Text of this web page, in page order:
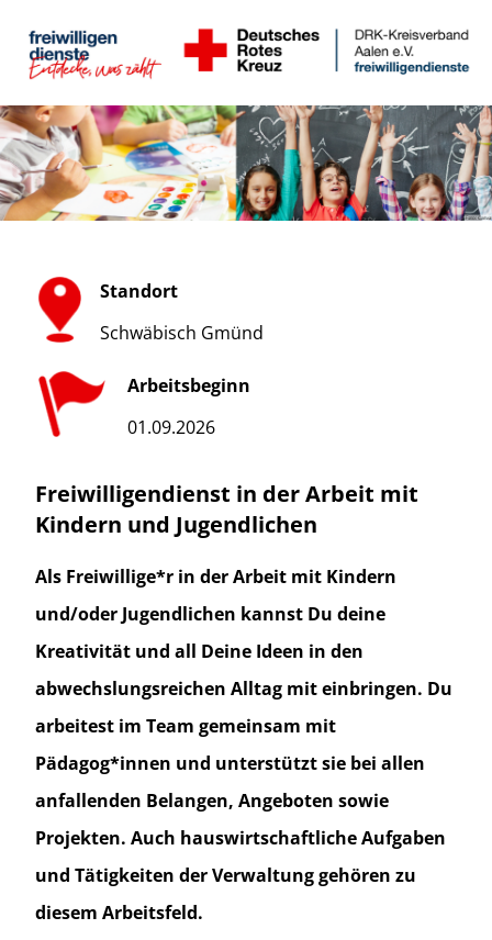
Standort
Schwäbisch Gmünd
Arbeitsbeginn
01.09.2026
Freiwilligendienst in der Arbeit mit
Kindern und Jugendlichen
Als Freiwillige*r in der Arbeit mit Kindern
und/oder Jugendlichen kannst Du deine
Kreativität und all Deine Ideen in den
abwechslungsreichen Alltag mit einbringen. Du
arbeitest im Team gemeinsam mit
Pädagog*innen und unterstützt sie bei allen
anfallenden Belangen, Angeboten sowie
Projekten. Auch hauswirtschaftliche Aufgaben
und Tätigkeiten der Verwaltung gehören zu
diesem Arbeitsfeld.